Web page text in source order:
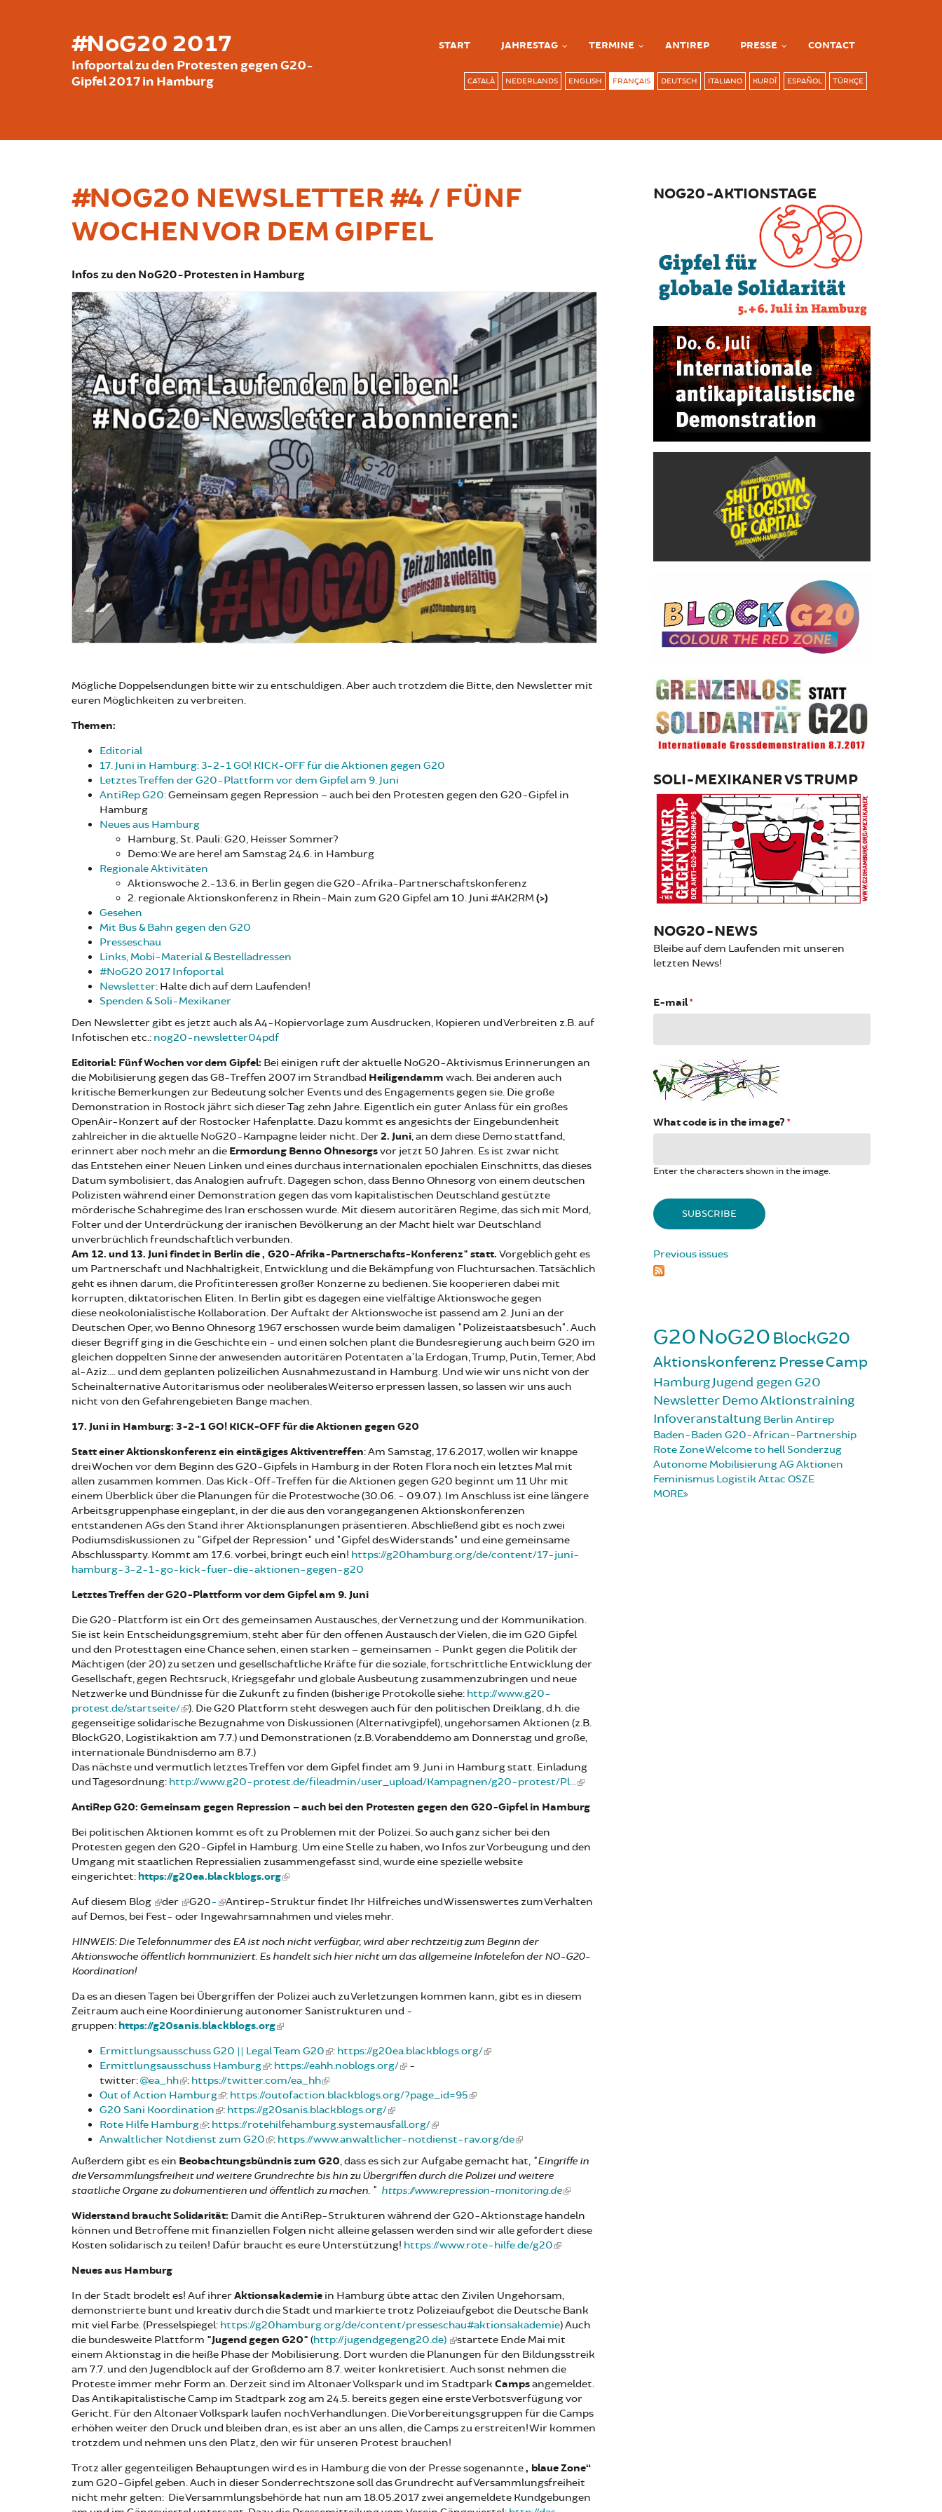
#NoG20 2017
Infoportal zu den Protesten gegen G20-
Gipfel 2017 in Hamburg
START JAHRESTAG TERMINE ANTIREP PRESSE CONTACT
CATALÀ NEDERLANDS ENGLISH FRANÇAIS DEUTSCH ITALIANO KURDÎ ESPAÑOL TÜRKÇE
#NOG20 NEWSLETTER #4 / FÜNF
WOCHEN VOR DEM GIPFEL
Infos zu den NoG20-Protesten in Hamburg
Mögliche Doppelsendungen bitte wir zu entschuldigen. Aber auch trotzdem die Bitte, den Newsletter mit
euren Möglichkeiten zu verbreiten.
Themen:
Editorial
17. Juni in Hamburg: 3-2-1 GO! KICK-OFF für die Aktionen gegen G20
Letztes Treffen der G20-Plattform vor dem Gipfel am 9. Juni
AntiRep G20:Gemeinsam gegen Repression – auch bei den Protesten gegen den G20-Gipfel in
Hamburg
Neues aus Hamburg
Hamburg, St. Pauli: G20, Heisser Sommer?
Demo: We are here! am Samstag 24.6. in Hamburg
Regionale Aktivitäten
Aktionswoche 2.-13.6. in Berlin gegen die G20-Afrika-Partnerschaftskonferenz
2. regionale Aktionskonferenz in Rhein-Main zum G20 Gipfel am 10. Juni #AK2RM (>)
Gesehen
Mit Bus & Bahn gegen den G20
Presseschau
Links, Mobi-Material & Bestelladressen
#NoG20 2017 Infoportal
Newsletter: Halte dich auf dem Laufenden!
Spenden & Soli-Mexikaner
Den Newsletter gibt es jetzt auch als A4-Kopiervorlage zum Ausdrucken, Kopieren und Verbreiten z.B. auf
Infotischen etc.: nog20-newsletter04pdf
Editorial: Fünf Wochen vor dem Gipfel: Bei einigen ruft der aktuelle NoG20-Aktivismus Erinnerungen an
die Mobilisierung gegen das G8-Treffen 2007 im Strandbad Heiligendamm wach. Bei anderen auch
kritische Bemerkungen zur Bedeutung solcher Events und des Engagements gegen sie. Die große
Demonstration in Rostock jährt sich dieser Tag zehn Jahre. Eigentlich ein guter Anlass für ein großes
OpenAir-Konzert auf der Rostocker Hafenplatte. Dazu kommt es angesichts der Eingebundenheit
zahlreicher in die aktuelle NoG20-Kampagne leider nicht. Der2. Juni, an dem diese Demo stattfand,
erinnert aber noch mehr an die Ermordung Benno Ohnesorgsvor jetzt 50 Jahren. Es ist zwar nicht
das Entstehen einer Neuen Linken und eines durchaus internationalen epochialen Einschnitts, das dieses
Datum symbolisiert, das Analogien aufruft. Dagegen schon, dass Benno Ohnesorg von einem deutschen
Polizisten während einer Demonstration gegen das vom kapitalistischen Deutschland gestützte
mörderische Schahregime des Iran erschossen wurde. Mit diesem autoritären Regime, das sich mit Mord,
Folter und der Unterdrückung der iranischen Bevölkerung an der Macht hielt war Deutschland
unverbrüchlich freundschaftlich verbunden.
Am 12. und 13. Juni findet in Berlin die „G20-Afrika-Partnerschafts-Konferenz" statt. Vorgeblich geht es
um Partnerschaft und Nachhaltigkeit, Entwicklung und die Bekämpfung von Fluchtursachen. Tatsächlich
geht es ihnen darum, die Profitinteressen großer Konzerne zu bedienen. Sie kooperieren dabei mit
korrupten, diktatorischen Eliten. In Berlin gibt es dagegen eine vielfältige Aktionswoche gegen
diese neokolonialistische Kollaboration. Der Auftakt der Aktionswoche ist passendam 2. Juni an der
Deutschen Oper, wo Benno Ohnesorg 1967 erschossen wurde beim damaligen "Polizeistaatsbesuch". Auch
dieser Begriff ging in die Geschichte ein - und einen solchen plant die Bundesregierung auch beim G20 im
gleichen doppelten Sinne der anwesenden autoritären Potentaten a'la Erdogan, Trump, Putin, Temer, Abd
al-Aziz.... und dem geplanten polizeilichen Ausnahmezustand in Hamburg. Und wie wir uns nicht von der
Scheinalternative Autoritarismus oder neoliberales Weiterso erpressen lassen, so lassen wir uns auch
nicht von den Gefahrengebieten Bange machen.
17. Juni in Hamburg: 3-2-1 GO! KICK-OFF für die Aktionen gegen G20
Statt einer Aktionskonferenz ein eintägiges Aktiventreffen: Am Samstag, 17.6.2017, wollen wir knappe
drei Wochen vor dem Beginn des G20-Gipfels in Hamburg in der Roten Flora noch ein letztes Mal mit
allen zusammen kommen. Das Kick-Off-Treffen für die Aktionen gegen G20 beginnt um 11 Uhr mit
einem Überblick über die Planungen für die Protestwoche (30.06. - 09.07.). Im Anschluss ist eine längere
Arbeitsgruppenphase eingeplant, in der die aus den vorangegangenen Aktionskonferenzen
entstandenen AGs den Stand ihrer Aktionsplanungen präsentieren. Abschließend gibt es noch zwei
Podiumsdiskussionen zu "Gifpel der Repression" und "Gipfel des Widerstands" und eine gemeinsame
Abschlussparty. Kommt am 17.6. vorbei, bringt euch ein! https://g20hamburg.org/de/content/17-juni-
hamburg-3-2-1-go-kick-fuer-die-aktionen-gegen-g20
Letztes Treffen der G20-Plattform vor dem Gipfel am 9. Juni
Die G20-Plattform ist ein Ort des gemeinsamen Austausches, der Vernetzung und der Kommunikation.
Sie ist kein Entscheidungsgremium, steht aber für den offenen Austausch der Vielen, die im G20 Gipfel
und den Protesttagen eine Chance sehen, einen starken – gemeinsamen - Punkt gegen die Politik der
Mächtigen (der 20) zu setzen und gesellschaftliche Kräfte für die soziale, fortschrittliche Entwicklung der
Gesellschaft, gegen Rechtsruck, Kriegsgefahr und globale Ausbeutung zusammenzubringen und neue
Netzwerke und Bündnisse für die Zukunft zu finden (bisherige Protokolle siehe: http://www.g20-
protest.de/startseite/
). Die G20 Plattform steht deswegen auch für den politischen Dreiklang, d.h. die
gegenseitige solidarische Bezugnahme von Diskussionen (Alternativgipfel), ungehorsamen Aktionen (z.B.
BlockG20, Logistikaktion am 7.7.) und Demonstrationen (z.B. Vorabenddemo am Donnerstag und große,
internationale Bündnisdemo am 8.7.)
Das nächste und vermutlich letztes Treffen vor dem Gipfel findet am 9. Juni in Hamburg statt. Einladung
und Tagesordnung: http://www.g20-protest.de/fileadmin/user_upload/Kampagnen/g20-protest/Pl...
AntiRep G20: Gemeinsam gegen Repression – auch bei den Protesten gegen den G20-Gipfel in Hamburg
Bei politischen Aktionen kommt es oft zu Problemen mit der Polizei. So auch ganz sicher bei den
Protesten gegen den G20-Gipfel in Hamburg. Um eine Stelle zu haben, wo Infos zur Vorbeugung und den
Umgang mit staatlichen Repressialien zusammengefasst sind, wurde eine spezielle website
eingerichtet:https://g20ea.blackblogs.org
Auf diesem Blog
der G20-
Antirep-Struktur findet Ihr Hilfreiches und Wissenswertes zum Verhalten
auf Demos, bei Fest- oder Ingewahrsamnahmen und vieles mehr.
HINWEIS: Die Telefonnummer des EA ist noch nicht verfügbar, wird aber rechtzeitig zum Beginn der
Aktionswoche öffentlich kommuniziert. Es handelt sich hier nicht um das allgemeine Infotelefon der NO-G20-
Koordination!
Da es an diesen Tagen bei Übergriffen der Polizei auch zu Verletzungen kommen kann, gibt es in diesem
Zeitraum auch eine Koordinierung autonomer Sanistrukturen und -
gruppen:https://g20sanis.blackblogs.org
Ermittlungsausschuss G20 || Legal Team G20
: https://g20ea.blackblogs.org/
Ermittlungsausschuss Hamburg
: https://eahh.noblogs.org/
-
twitter:@ea_hh : https://twitter.com/ea_hh
Out of Action Hamburg
: https://outofaction.blackblogs.org/?page_id=95
G20 Sani Koordination
: https://g20sanis.blackblogs.org/
Rote Hilfe Hamburg
: https://rotehilfehamburg.systemausfall.org/
Anwaltlicher Notdienst zum G20
: https://www.anwaltlicher-notdienst-rav.org/de
Außerdem gibt es ein Beobachtungsbündnis zum G20, dass es sich zur Aufgabe gemacht hat, "Eingriffe in
die Versammlungsfreiheit und weitere Grundrechte bis hin zu Übergriffen durch die Polizei und weitere
staatliche Organe zu dokumentieren und öffentlich zu machen. " https://www.repression-monitoring.de
Widerstand braucht Solidarität: Damit die AntiRep-Strukturen während der G20-Aktionstage handeln
können und Betroffene mit finanziellen Folgen nicht alleine gelassen werden sind wir alle gefordert diese
Kosten solidarisch zu teilen! Dafür braucht es eure Unterstützung! https://www.rote-hilfe.de/g20
Neues aus Hamburg
In der Stadt brodelt es! Auf ihrerAktionsakademie in Hamburg übte attac den Zivilen Ungehorsam,
demonstrierte bunt und kreativ durch die Stadt und markierte trotz Polizeiaufgebot die Deutsche Bank
mit viel Farbe. (Presselspiegel: https://g20hamburg.org/de/content/presseschau#aktionsakademie) Auch
die bundesweite Plattform "Jugend gegen G20" (http://jugendgegeng20.de)
startete Ende Mai mit
einem Aktionstag in die heiße Phase der Mobilisierung. Dort wurden die Planungen für den Bildungsstreik
am 7.7. und den Jugendblock auf der Großdemo am 8.7. weiter konkretisiert. Auch sonst nehmen die
Proteste immer mehr Form an. Derzeit sind im Altonaer Volkspark und im Stadtpark Campsangemeldet.
Das Antikapitalistische Camp im Stadtpark zog am 24.5. bereits gegen eine erste Verbotsverfügung vor
Gericht. Für den Altonaer Volkspark laufen noch Verhandlungen. Die Vorbereitungsgruppen für die Camps
erhöhen weiter den Druck und bleiben dran, es ist aber an uns allen, die Camps zu erstreiten! Wir kommen
trotzdem und nehmen uns den Platz, den wir für unseren Protest brauchen!
Trotz aller gegenteiligen Behauptungen wird es in Hamburg die von der Presse sogenannte„blaue Zone“
zum G20-Gipfel geben. Auch in dieser Sonderrechtszone soll das Grundrecht auf Versammlungsfreiheit
nicht mehr gelten: Die Versammlungsbehörde hat nun am 18.05.2017 zwei angemeldete Kundgebungen
NOG20-AKTIONSTAGE
SOLI-MEXIKANER VS TRUMP
NOG20-NEWS
Bleibe auf dem Laufenden mit unseren
letzten News!
E-mail*
What code is in the image? *
Enter the characters shown in the image.
Previous issues
G20NoG20 BlockG20
Aktionskonferenz PresseCamp
HamburgJugend gegen G20
NewsletterDemoAktionstraining
Infoveranstaltung Berlin Antirep
Baden-Baden G20-African-Partnership
Rote ZoneWelcome to hellSonderzug
Autonome MobilisierungAG Aktionen
Feminismus Logistik Attac OSZE
MORE